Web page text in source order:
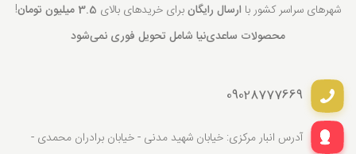
شهرهای سراسر کشور با ارسال رایگانبرای خریدهای بالای 3.5 میلیون تومان
!
محصولات ساعدی‌نیا شامل تحویل فوری نمی‌شود
09028777669
آدرس انبار مرکزی: خیابان شهید مدنی - خیابان برادران محمدی -